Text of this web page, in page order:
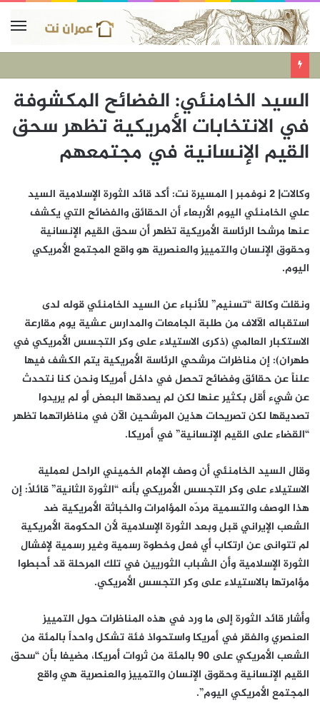
السيد الخامنئي: الفضائح المكشوفة
في الانتخابات الأمريكية تظهر سحق
القيم الإنسانية في مجتمعهم
وكالات| 2 نوفمبر | المسيرة نت: أكد قائد الثورة الإسلامية السيد
علي الخامنئي اليوم الأربعاء أن الحقائق والفضائح التي يكشف
عنها مرشحا الرئاسة الأمريكية تظهر أن سحق القيم الإنسانية
وحقوق الإنسان والتمييز والعنصرية هو واقع المجتمع الأمريكي
اليوم.
ونقلت وكالة “تسنيم” للأنباء عن السيد الخامنئي قوله لدى
استقباله الآلاف من طلبة الجامعات والمدارس عشية يوم مقارعة
الاستكبار العالمي (ذكرى الاستيلاء على وكر التجسس الأمريكي في
طهران): إن مناظرات مرشحي الرئاسة الأمريكية يتم الكشف فيها
علناً عن حقائق وفضائح تحصل في داخل أمريكا ونحن كنا نتحدث
عن شيء أقل بكثير عنها لكن لم يصدقها البعض أو لم يريدوا
تصديقها لكن تصريحات هذين المرشحين الآن في مناظراتهما تظهر
“القضاء على القيم الإنسانية” في أمريكا.
وقال السيد الخامنئي أن وصف الإمام الخميني الراحل لعملية
الاستيلاء على وكر التجسس الأمريكي بأنه “الثورة الثانية” قائلاً: إن
هذا الوصف والتسمية مردّه المؤامرات والخباثة الأمريكية ضد
الشعب الإيراني قبل وبعد الثورة الإسلامية لأن الحكومة الأمريكية
لم تتوانى عن ارتكاب أي فعل وخطوة رسمية وغير رسمية لإفشال
الثورة الإسلامية وأن الشباب الثوريين في تلك المرحلة قد أحبطوا
مؤامرتها بالاستيلاء على وكر التجسس الأمريكي.
وأشار قائد الثورة إلى ما ورد في هذه المناظرات حول التمييز
العنصري والفقر في أمريكا واستحواذ فئة تشكل واحداً بالمئة من
الشعب الأمريكي على 90 بالمئة من ثروات أمريكا، مضيفا بأن “سحق
القيم الإنسانية وحقوق الإنسان والتمييز والعنصرية هي واقع
المجتمع الأمريكي اليوم”.